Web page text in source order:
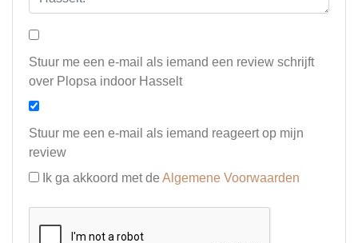
Stuur me een e-mail als iemand een review schrijft
over Plopsa indoor Hasselt
Stuur me een e-mail als iemand reageert op mijn
review
Ik ga akkoord met de Algemene Voorwaarden